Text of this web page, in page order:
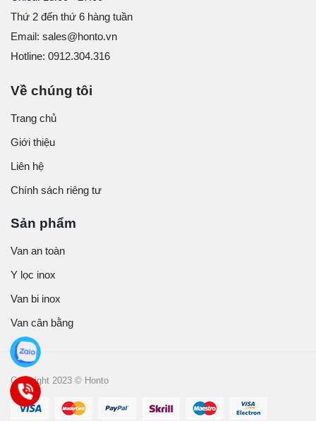
Thứ 2 đến thứ 6 hàng tuần
Email: sales@honto.vn
Hotline: 0912.304.316
Về chúng tôi
Trang chủ
Giới thiệu
Liên hệ
Chính sách riêng tư
Sản phẩm
Van an toàn
Y lọc inox
Van bi inox
Van cân bằng
Copyright 2023 © Honto